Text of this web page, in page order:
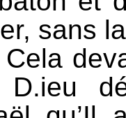
sans
Cela